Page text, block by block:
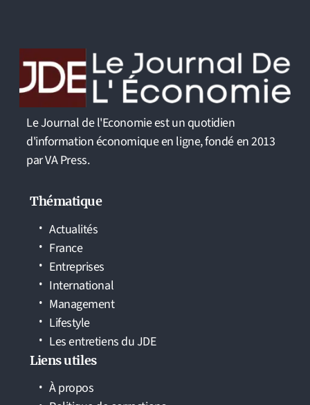
Le Journal de l'Economie est un quotidien
d'information économique en ligne, fondé en 2013
par VA Press.
Thématique
Actualités
France
Entreprises
International
Management
Lifestyle
Les entretiens du JDE
Liens utiles
À propos